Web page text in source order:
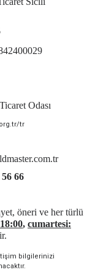
Odası
tr
66
öneri ve her türlü
, cumartesi:
bilgilerinizi